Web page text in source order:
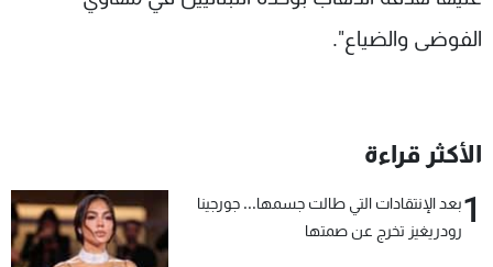
الفوضى والضياع".
الأكثر قراءة
1بعد الإنتقادات التي طالت جسمها... جورجينا
رودريغيز تخرج عن صمتها